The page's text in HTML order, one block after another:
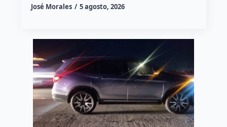
José Morales 5 agosto, 2026